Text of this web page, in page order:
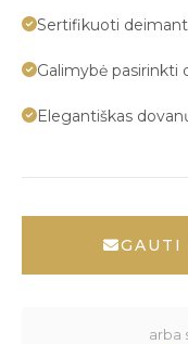
Sertifikuoti
Galimybė
Elegantiškas
GAUTI
arba